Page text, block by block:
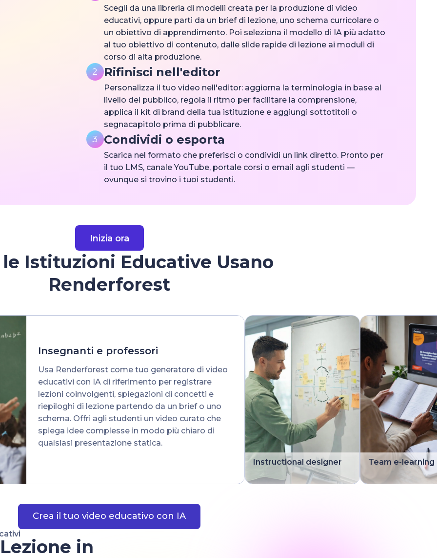
Scegli da una libreria di modelli creata per la produzione di video
educativi, oppure parti da un brief di lezione, uno schema curricolare o
un obiettivo di apprendimento. Poi seleziona il modello di IA più adatto
al tuo obiettivo di contenuto, dalle slide rapide di lezione ai moduli di
corso di alta produzione.
2 Rifinisci nell'editor
Personalizza il tuo video nell'editor: aggiorna la terminologia in base al
livello del pubblico, regola il ritmo per facilitare la comprensione,
applica il kit di brand della tua istituzione e aggiungi sottotitoli o
segnacapitolo prima di pubblicare.
3 Condividi o esporta
Scarica nel formato che preferisci o condividi un link diretto. Pronto per
il tuo LMS, canale YouTube, portale corsi o email agli studenti —
ovunque si trovino i tuoi studenti.
Inizia ora
le Istituzioni Educative Usano
Renderforest
Insegnanti e professori
Usa Renderforest come tuo generatore di video
educativi con IA di riferimento per registrare
lezioni coinvolgenti, spiegazioni di concetti e
riepiloghi di lezione partendo da un brief o uno
schema. Offri agli studenti un video curato che
spiega idee complesse in modo più chiaro di
qualsiasi presentazione statica.
Instructional designer Team e-learning
Crea il tuo video educativo con IA
in